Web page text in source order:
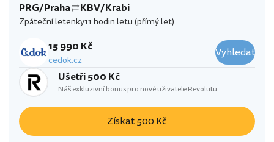
PRG/Praha KBV/Krabi
Zpáteční letenky11 hodin letu (přímý let)
15 990 Kč
cedok.cz
Vyhledat
Ušetři 500 Kč
Náš exkluzivní bonus pro nové uživatele Revolutu
Získat 500 Kč